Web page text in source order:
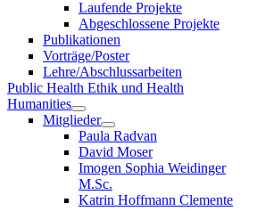
Laufende Projekte
Abgeschlossene Projekte
Publikationen
Vorträge/Poster
Lehre/Abschlussarbeiten
Public Health Ethik und Health
Humanities
Mitglieder
Paula Radvan
David Moser
Imogen Sophia Weidinger
M.Sc.
Katrin Hoffmann Clemente